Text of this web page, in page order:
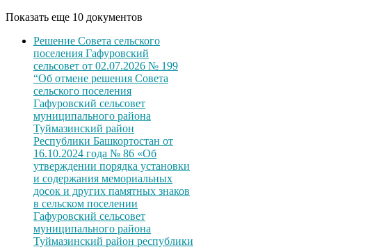
Показать еще 10 документов
Решение Совета сельского
поселения Гафуровский
сельсовет от 02.07.2026 № 199
“Об отмене решения Совета
сельского поселения
Гафуровский сельсовет
муниципального района
Туймазинский район
Республики Башкортостан от
16.10.2024 года № 86 «Об
утверждении порядка установки
и содержания мемориальных
досок и других памятных знаков
в сельском поселении
Гафуровский сельсовет
муниципального района
Туймазинский район республики